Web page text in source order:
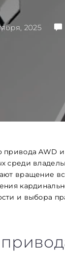
2025
AWD
среди
вращение
и выбора